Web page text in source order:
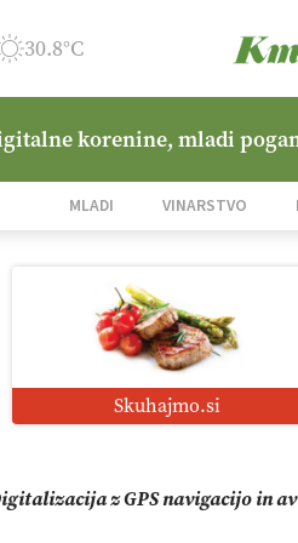
30.8°C
korenine, mladi
MLADI VINARSTVO
Skuhajmo.si
Dvorjane Hills
Digitalno od satelita do prašičjega
Digitalizacija z GPS navigacijo in
družini Bregar po